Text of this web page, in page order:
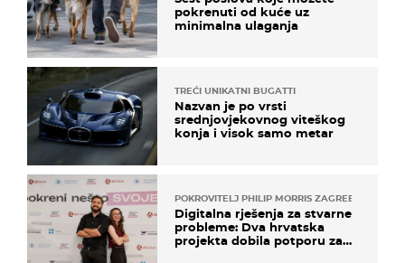
pokrenuti od kuće uz
minimalna ulaganja
TREĆI UNIKATNI BUGATTI
Nazvan je po vrsti
srednjovjekovnog viteškog
konja i visok samo metar
POKROVITELJ PHILIP MORRIS ZAGREB
Digitalna rješenja za stvarne
probleme: Dva hrvatska
projekta dobila potporu za